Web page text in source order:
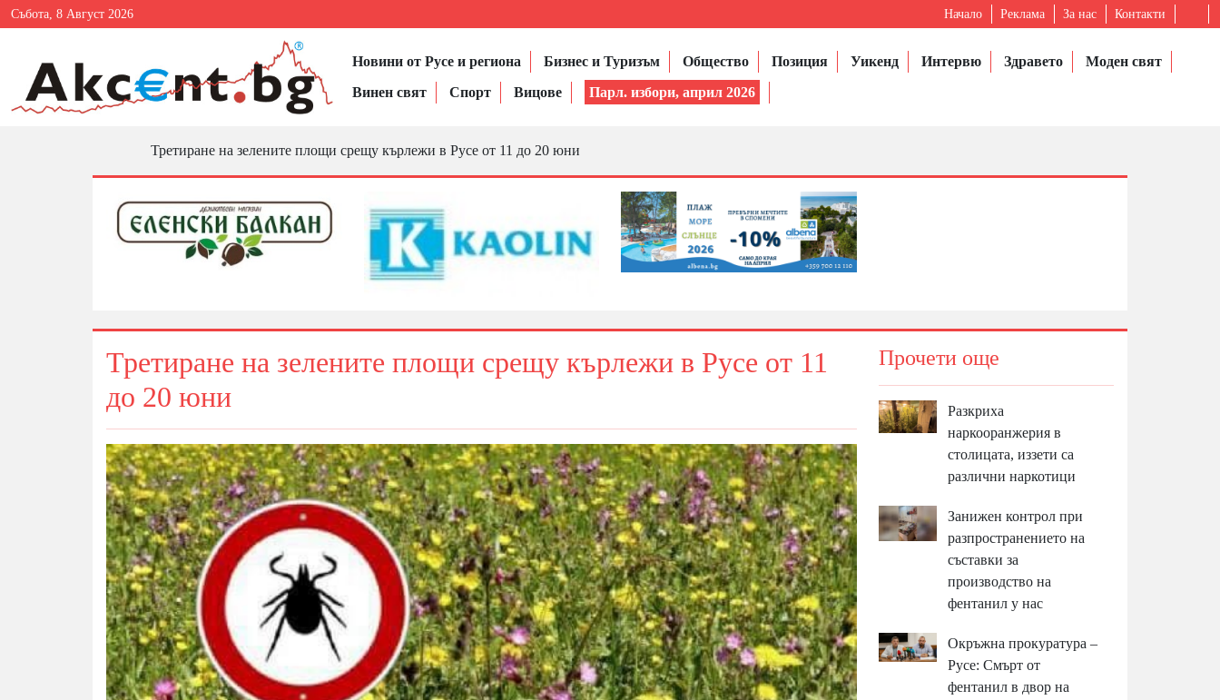
Събота, 8 Август 2026 Начало Реклама За нас Контакти
Новини от Русе и региона Бизнес и Туризъм Общество Позиция Уикенд Интервю Здравето
Моден свят
Винен свят
Спорт Вицове Парл. избори, април 2026
Третиране на зелените площи срещу кърлежи в Русе от 11 до 20 юни
Третиране на зелените площи срещу кърлежи в Русе от 11
до 20 юни
Прочети още
Разкриха
наркооранжерия в
столицата, иззети са
различни наркотици
Занижен контрол при
разпространението на
съставки за
производство на
фентанил у нас
Окръжна прокуратура –
Русе: Смърт от
фентанил в двор на